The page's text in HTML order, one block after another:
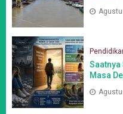
Saatnya
Masa